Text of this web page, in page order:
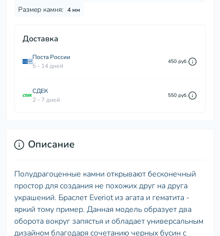
Размер камня: 4 мм
Доставка
Поста России
5 - 14 дней
450 руб.
СДЕК
2 - 7 дней
550 руб.
Описание
Полудрагоценные камни открывают бесконечный
простор для создания не похожих друг на друга
украшений. Браслет Everiot из агата и гематита -
яркий тому пример. Данная модель образует два
оборота вокруг запястья и обладает универсальным
дизайном благодаря сочетанию черных бусин с